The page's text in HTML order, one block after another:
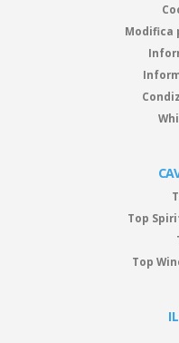
Modifica
Top
Top